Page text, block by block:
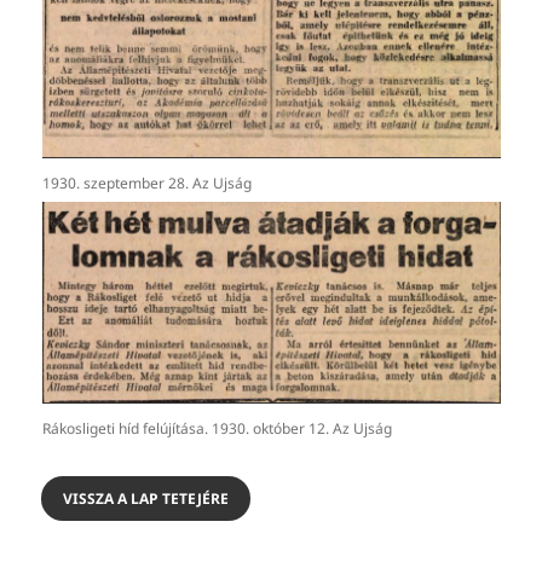
1930. szeptember 28. Az Ujság
Rákosligeti híd felújítása. 1930. október 12. Az Ujság
VISSZA A LAP TETEJÉRE